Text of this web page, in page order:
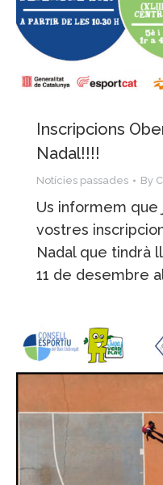
Inscripcions
Nadal!!!!
Notícies passades By
Us informem
vostres
Nadal que tindrà
11 de desembre